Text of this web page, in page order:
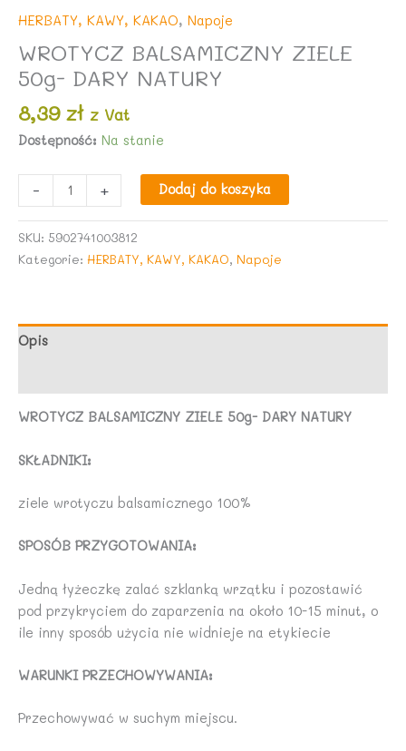
HERBATY, KAWY, KAKAO, Napoje
WROTYCZ BALSAMICZNY ZIELE
50g- DARY NATURY
8,39 zł z Vat
Dostępność: Na stanie
-
WROTYCZ
BALSAMICZNY
+ Dodaj do koszyka
SKU: 5902741003812
Kategorie: HERBATY, KAWY, KAKAO, Napoje
Opis
WROTYCZ BALSAMICZNY ZIELE 50g- DARY NATURY
SKŁADNIKI:
ziele wrotyczu balsamicznego 100%
SPOSÓB PRZYGOTOWANIA:
Jedną łyżeczkę zalać szklanką wrzątku i pozostawić
pod przykryciem do zaparzenia na około 10-15 minut, o
ile inny sposób użycia nie widnieje na etykiecie
WARUNKI PRZECHOWYWANIA:
Przechowywać w suchym miejscu.